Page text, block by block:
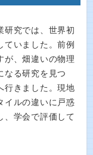
研究では、世界初
ていました。前例
が、畑違いの物理
なる研究を見つ
行きました。現地
イルの違いに戸惑
、学会で評価して